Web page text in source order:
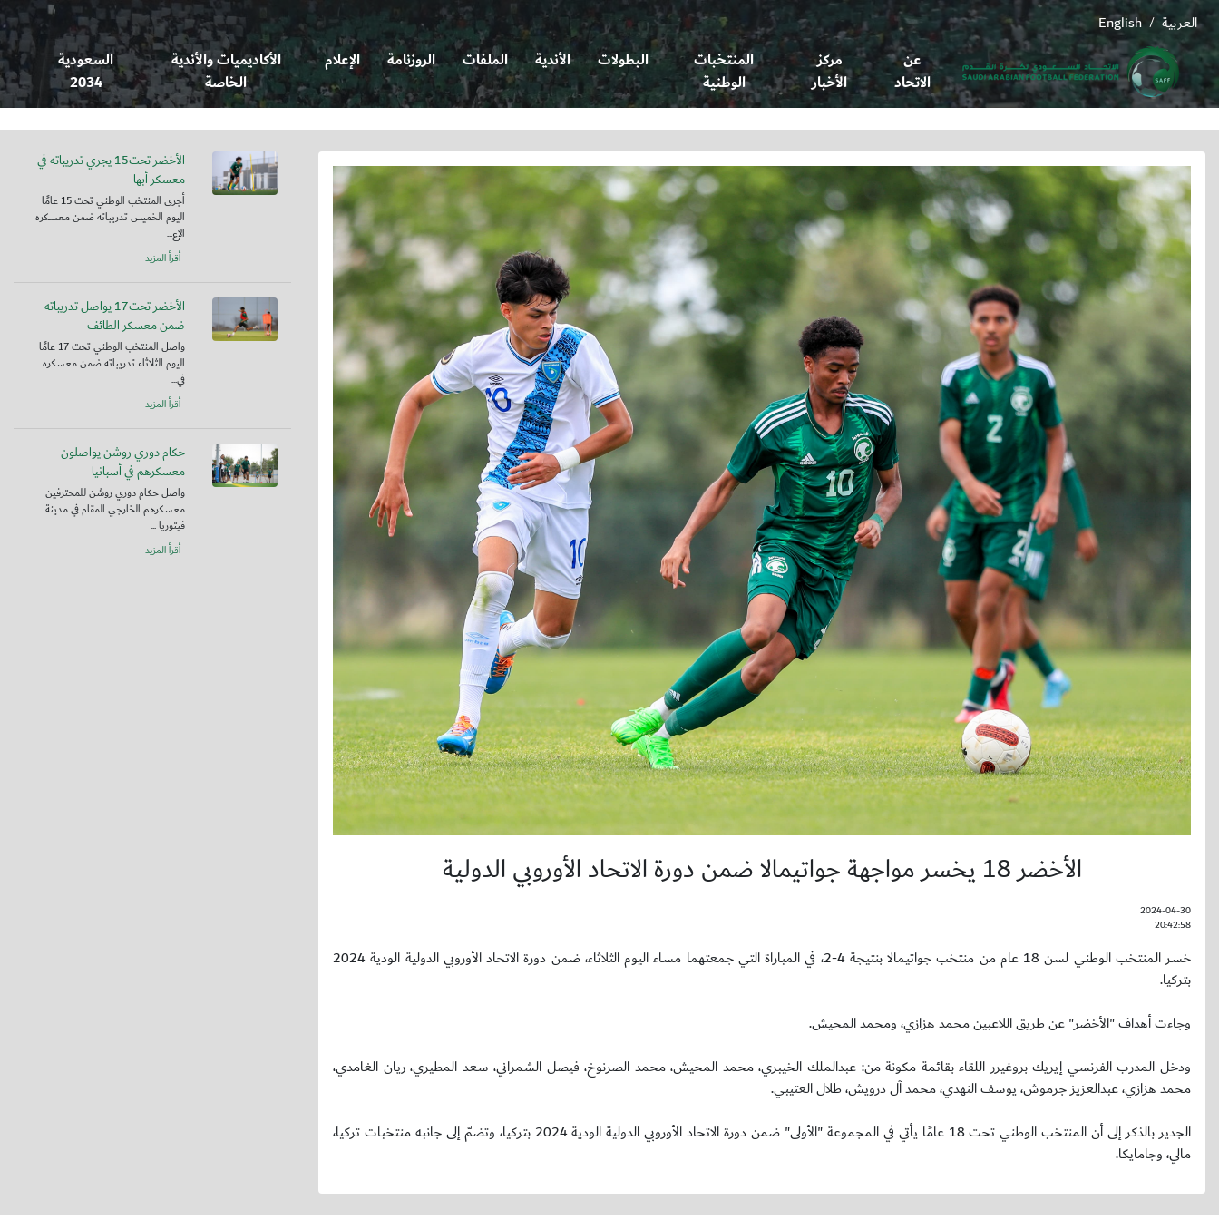
English / العربية
عن
الاتحاد
مركز
الأخبار
المنتخبات
الوطنية
البطولات الأندية الملفات الروزنامة الإعلام
الأكاديميات والأندية
الخاصة
السعودية
2034
الأخضر 18 يخسر مواجهة جواتيمالا ضمن دورة الاتحاد الأوروبي الدولية
2024-04-30
20:42:58
خسر المنتخب الوطني لسن 18 عام من منتخب جواتيمالا بنتيجة 4-2، في المباراة التي جمعتهما مساء اليوم الثلاثاء، ضمن دورة الاتحاد الأوروبي الدولية الودية 2024
بتركيا.
وجاءت أهداف "الأخضر" عن طريق اللاعبين محمد هزازي، ومحمد المحيش.
ودخل المدرب الفرنسي إيريك بروغيرر اللقاء بقائمة مكونة من: عبدالملك الخيبري، محمد المحيش، محمد الصرنوخ، فيصل الشمراني، سعد المطيري، ريان الغامدي،
محمد هزازي، عبدالعزيز جرموش، يوسف النهدي، محمد آل درويش، طلال العتيبي.
الجدير بالذكر إلى أن المنتخب الوطني تحت 18 عامًا يأتي في المجموعة "الأولى" ضمن دورة الاتحاد الأوروبي الدولية الودية 2024 بتركيا، وتضمّ إلى جانبه منتخبات تركيا،
مالي، وجامايكا.
الأخضر تحت15 يجري تدريباته في
معسكر أبها
أجرى المنتخب الوطني تحت 15 عامًا
اليوم الخميس تدريباته ضمن معسكره
الإع...
أقرأ المزيد
الأخضر تحت17 يواصل تدريباته
ضمن معسكر الطائف
واصل المنتخب الوطني تحت 17 عامًا
اليوم الثلاثاء تدريباته ضمن معسكره
في...
أقرأ المزيد
حكام دوري روشن يواصلون
معسكرهم في أسبانيا
واصل حكام دوري روشن للمحترفين
معسكرهم الخارجي المقام في مدينة
فيتوريا ...
أقرأ المزيد